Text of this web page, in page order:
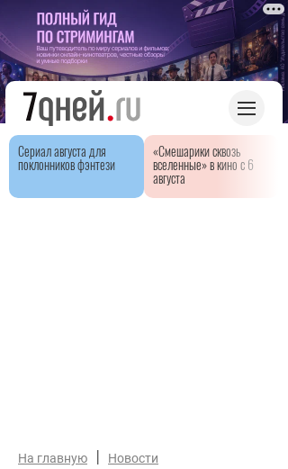
Сериал августа для
поклонников фэнтези
«Смешарики сквозь
вселенные» в кино с 6
августа
На главную | Новости